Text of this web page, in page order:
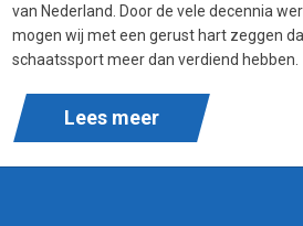
van Nederland. Door de vele decennia
mogen wij met een gerust hart zeggen
schaatssport meer dan verdiend hebben.
Lees meer